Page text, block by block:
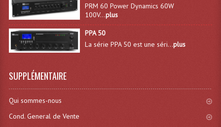
Membrannes De Haut Parleurs
Pieces Détachées Sav
Accessoires Public-Adress L100V
Enceintes Encastrables Ligne 100V 4-8 Ohm
PRM 60 Power Dynamics 60W
100V...plus
PPA 50
La série PPA 50 est une séri...plus
SUPPLÉMENTAIRE
Qui sommes-nous
Cond. General de Vente